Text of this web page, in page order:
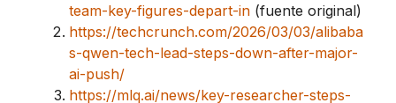
team-key-figures-depart-in (fuente original)
https://techcrunch.com/2026/03/03/alibaba
s-qwen-tech-lead-steps-down-after-major-
ai-push/
https://mlq.ai/news/key-researcher-steps-